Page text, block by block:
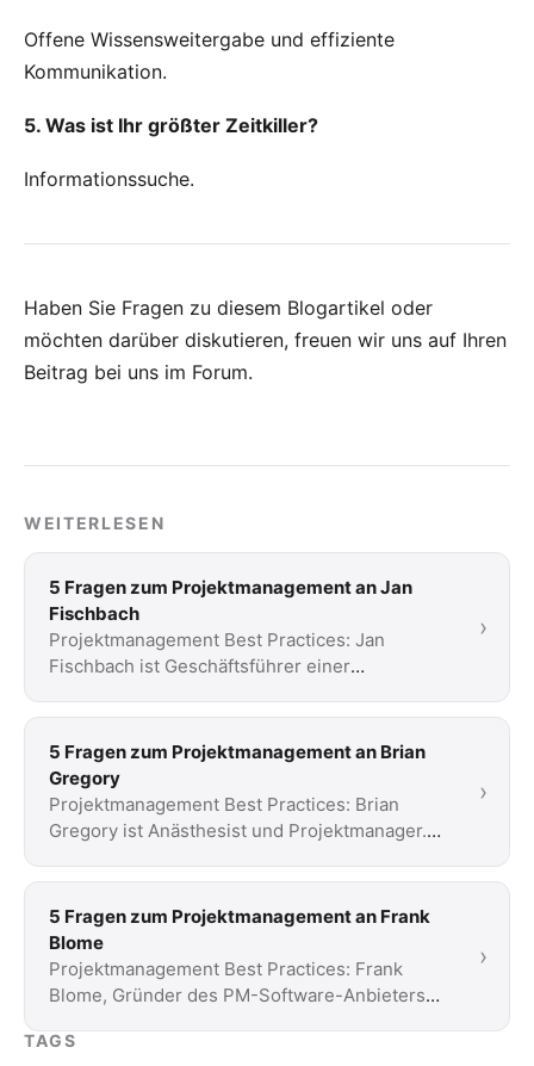
Offene Wissensweitergabe und effiziente
Kommunikation.
5. Was ist Ihr größter Zeitkiller?
Informationssuche.
Haben Sie Fragen zu diesem Blogartikel oder
möchten darüber diskutieren, freuen wir uns auf Ihren
Beitrag bei uns im Forum.
WEITERLESEN
5 Fragen zum Projektmanagement an Jan
Fischbach
Projektmanagement Best Practices: Jan
Fischbach ist Geschäftsführer einer
Fokusthema: Wie …
›
5 Fragen zum Projektmanagement an Brian
Gregory
Projektmanagement Best Practices: Brian
Gregory ist Anästhesist und Projektmanager.
und evaluiert …
›
5 Fragen zum Projektmanagement an Frank
Blome
Projektmanagement Best Practices: Frank
Blome, Gründer des PM-Software-Anbieters
langjährigen …
›
TAGS